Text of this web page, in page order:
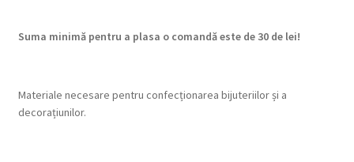
Suma minimă pentru a plasa o comandă este de 30 de lei!
Materiale necesare pentru confecționarea bijuteriilor și a
decorațiunilor.